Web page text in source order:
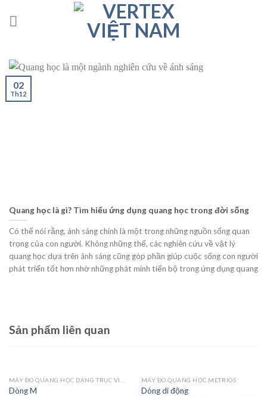
Quang học là gì? Tìm hiểu ứng dụng quang học trong đời sống
Có thể nói rằng, ánh sáng chính là một trong những nguồn sống quan
trọng của con người. Không những thế, các nghiên cứu về vật lý
quang học dựa trên ánh sáng cũng góp phần giúp cuộc sống con người
phát triển tốt hơn nhờ những phát minh tiến bộ trong ứng dụng quang
02
Th12
Sản phẩm liên quan
MÁY ĐO QUANG HỌC DẠNG TRỤC VICIVISION MTL
Dòng M
MÁY ĐO QUANG HỌC METRIOS
Dòng di động